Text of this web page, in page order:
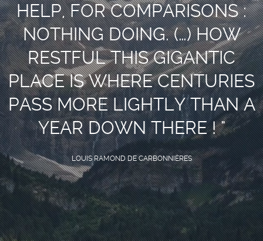
HELP, FOR COMPARISONS :
NOTHING DOING. (…) HOW
RESTFUL THIS GIGANTIC
PLACE IS WHERE CENTURIES
PASS MORE LIGHTLY THAN A
YEAR DOWN THERE !"
LOUIS RAMOND DE CARBONNIÈRES